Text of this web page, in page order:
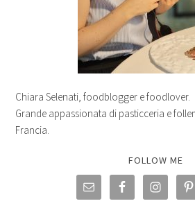
Chiara Selenati, foodblogger e foodlover.
Grande appassionata di pasticceria e
Francia.
FOLLOW ME